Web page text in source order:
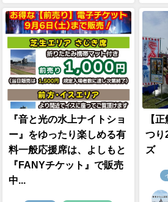
『音と光の水上ナイトショ
ー』をゆったり楽しめる有
料一般応援席は、よしもと
『FANYチケット』で販売
中...
【
つり
ズ